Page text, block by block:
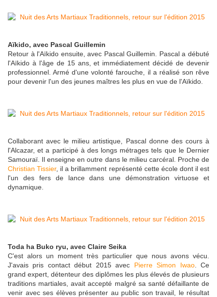
Aïkido, avec Pascal Guillemin
Retour à l'Aïkido ensuite, avec Pascal Guillemin. Pascal a débuté
l'Aïkido à l'âge de 15 ans, et immédiatement décidé de devenir
professionnel. Armé d'une volonté farouche, il a réalisé son rêve
pour devenir l'un des jeunes maîtres les plus en vue de l'Aïkido.
Collaborant avec le milieu artistique, Pascal donne des cours à
l'Alcazar, et a participé à des longs métrages tels que le Dernier
Samouraï. Il enseigne en outre dans le milieu carcéral. Proche de
Christian Tissier, il a brillamment représenté cette école dont il est
l'un des fers de lance dans une démonstration virtuose et
dynamique.
Toda ha Buko ryu, avec Claire Seika
C'est alors un moment très particulier que nous avons vécu.
J'avais pris contact début 2015 avec Pierre Simon Iwao. Ce
grand expert, détenteur des diplômes les plus élevés de plusieurs
traditions martiales, avait accepté malgré sa santé défaillante de
venir avec ses élèves présenter au public son travail, le résultat